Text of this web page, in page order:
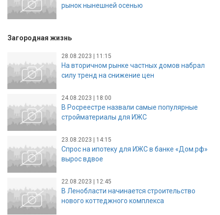
рынок нынешней осенью
Загородная жизнь
28.08.2023 | 11:15
На вторичном рынке частных домов набрал
силу тренд на снижение цен
24.08.2023 | 18:00
В Росреестре назвали самые популярные
стройматериалы для ИЖС
23.08.2023 | 14:15
Спрос на ипотеку для ИЖС в банке «Дом.рф»
вырос вдвое
22.08.2023 | 12:45
В Ленобласти начинается строительство
нового коттеджного комплекса